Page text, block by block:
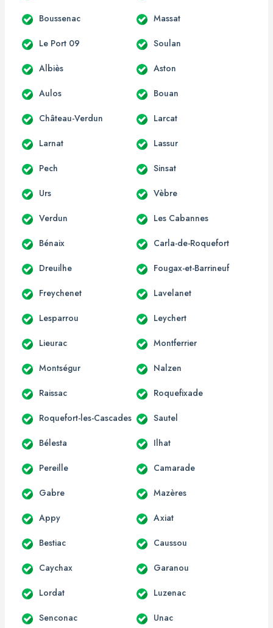
Boussenac Massat
Le Port 09 Soulan
Albiès Aston
Aulos Bouan
Château-Verdun Larcat
Larnat Lassur
Pech Sinsat
Urs Vèbre
Verdun Les Cabannes
Bénaix Carla-de-Roquefort
Dreuilhe Fougax-et-Barrineuf
Freychenet Lavelanet
Lesparrou Leychert
Lieurac Montferrier
Montségur Nalzen
Raissac Roquefixade
Roquefort-les-Cascades Sautel
Bélesta Ilhat
Pereille Camarade
Gabre Mazères
Appy Axiat
Bestiac Caussou
Caychax Garanou
Lordat Luzenac
Senconac Unac